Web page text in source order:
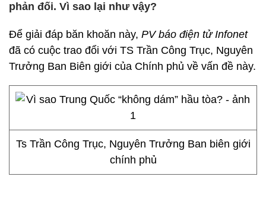
phản đối. Vì sao lại như vậy?
Để giải đáp băn khoăn này, PV báo điện tử Infonet
đã có cuộc trao đổi với TS Trần Công Trục, Nguyên
Trưởng Ban Biên giới của Chính phủ về vấn đề này.
Ts Trần Công Trục, Nguyên Trưởng Ban biên giới
chính phủ